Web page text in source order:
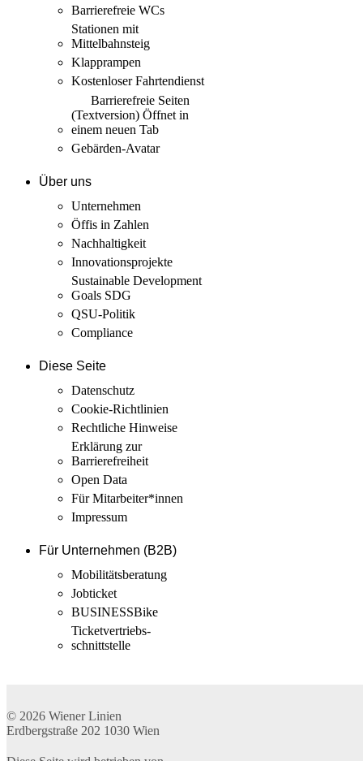
Barrierefreie WCs
Stationen mit
Mittelbahnsteig
Klapprampen
Kostenloser Fahrtendienst
Barrierefreie Seiten
(Textversion) Öffnet in
einem neuen Tab
Gebärden-Avatar
Über uns
Unternehmen
Öffis in Zahlen
Nachhaltigkeit
Innovations­projekte
Sustainable Development
Goals SDG
QSU-Politik
Compliance
Diese Seite
Datenschutz
Cookie-Richtlinien
Rechtliche Hinweise
Erklärung zur
Barrierefreiheit
Open Data
Für Mitarbeiter­*innen
Impressum
Für Unternehmen (B2B)
Mobilitäts­beratung
Jobticket
BUSINESSBike
Ticketvertriebs­
schnittstelle
© 2026 Wiener Linien
Erdbergstraße 202 1030 Wien